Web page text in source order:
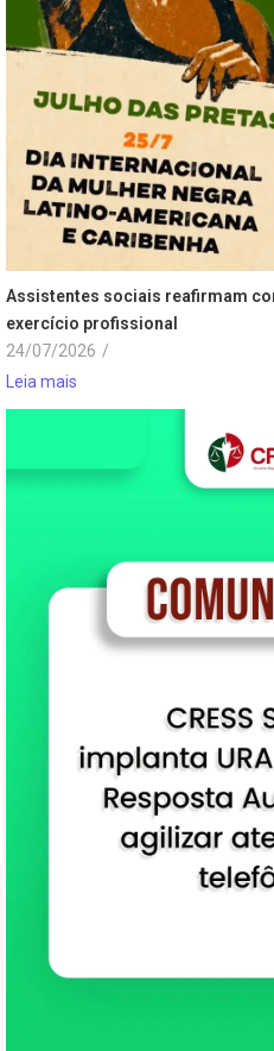
Assistentes sociais reafirmam
exercício profissional
24/07/2026 /
Leia mais